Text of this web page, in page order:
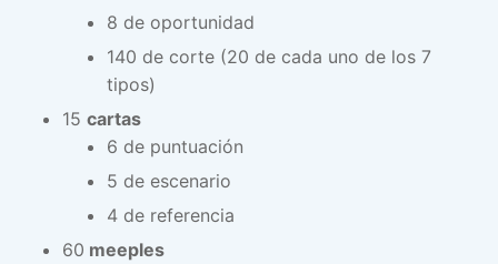
8 de oportunidad
140 de corte (20 de cada uno de los 7
tipos)
15 cartas
6 de puntuación
5 de escenario
4 de referencia
60 meeples